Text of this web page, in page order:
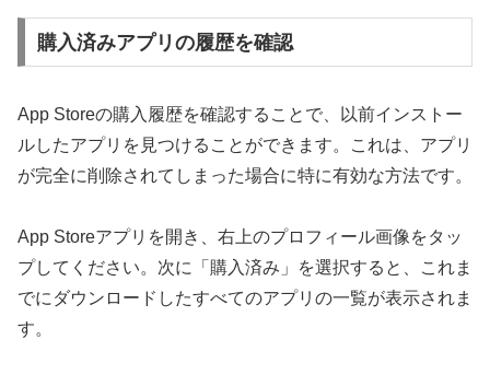
購入済みアプリの履歴を確認
App Storeの購入履歴を確認することで、以前インストー
ルしたアプリを見つけることができます。これは、アプリ
が完全に削除されてしまった場合に特に有効な方法です。
App Storeアプリを開き、右上のプロフィール画像をタッ
プしてください。次に「購入済み」を選択すると、これま
でにダウンロードしたすべてのアプリの一覧が表示されま
す。